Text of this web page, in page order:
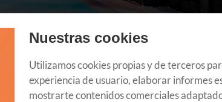
bañera de hidromasaje, una ducha de contrastes o
preparado una selección con losmejores
Nuestras cookies
Utilizamos cookies propias y de terceros
experiencia de usuario, elaborar informes
mostrarte contenidos comerciales